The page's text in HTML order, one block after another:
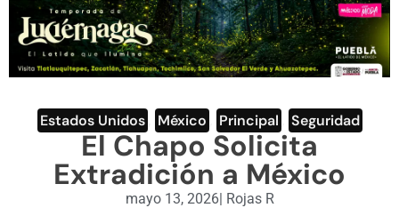
OPINIÓN
DEPORTES
ENGLISH SECTION
VIDEOS
Estados Unidos México Principal Seguridad
El Chapo Solicita
Extradición a México
mayo 13, 2026| Rojas R